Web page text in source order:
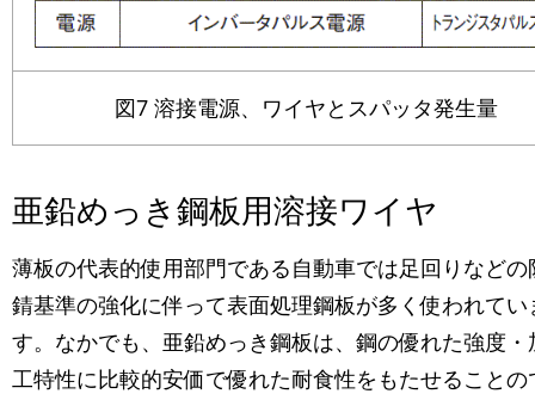
図7 溶接電源、ワイヤとスパッタ発生量
亜鉛めっき鋼板用溶接ワイヤ
薄板の代表的使用部門である自動車では足回りなどの
錆基準の強化に伴って表面処理鋼板が多く使われてい
す。なかでも、亜鉛めっき鋼板は、鋼の優れた強度・
工特性に比較的安価で優れた耐食性をもたせることの